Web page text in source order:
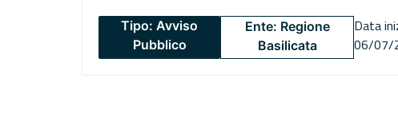
Tipo: Avviso
Pubblico
Ente: Regione
Basilicata
Data
06/07/